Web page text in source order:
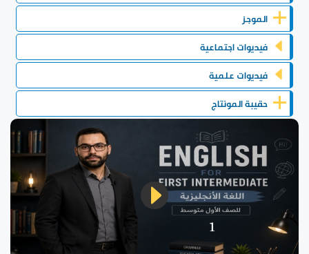
الموجز
فيديوات اجتماعية
فيديوات علمية
حقيبة المونتاج